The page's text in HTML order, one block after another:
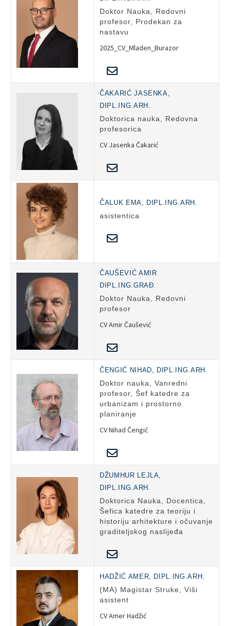
Doktor Nauka, Redovni
profesor, Prodekan za
nastavu
2025_CV_Mladen_Burazor
ČAKARIĆ JASENKA,
DIPL.ING.ARH.
Doktorica nauka, Redovna
profesorica
CV Jasenka Čakarić
ČALUK EMA, DIPL.ING.ARH.
asistentica
ČAUŠEVIĆ AMIR
DIPL.ING.GRAĐ.
Doktor Nauka, Redovni
profesor
CV Amir Čaušević
ČENGIĆ NIHAD, DIPL.ING.ARH.
Doktor nauka, Vanredni
profesor, Šef katedre za
urbanizam i prostorno
planiranje
CV Nihad Čengić
DŽUMHUR LEJLA,
DIPL.ING.ARH.
Doktorica Nauka, Docentica,
Šefica katedre za teoriju i
historiju arhitekture i očuvanje
graditeljskog naslijeđa
HADŽIĆ AMER, DIPL.ING.ARH.
(MA) Magistar Struke, Viši
asistent
CV Amer Hadžić